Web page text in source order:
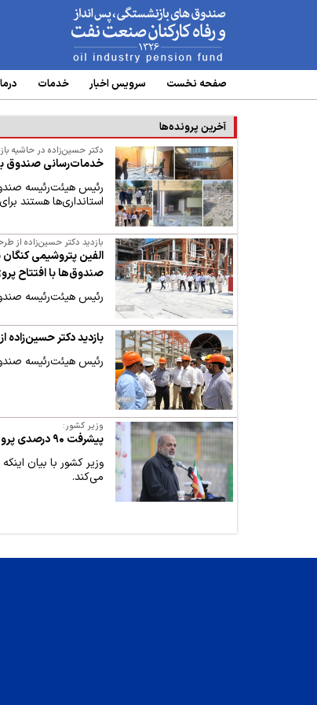
www.oipf.ir
صفحه نخست سرویس‌ اخبار خدمات
آخرین پرونده‌ها
دکتر حسین‌زاده در حاشیه
خدمات‌رسانی صندوق
استانداری‌ها هستند
بازدید دکتر حسین‌زاده از طرحهای ۹ گانه گروه صندوق‌ها
الفین پتروشیمی کنگان
صندوق‌ها با افتتاح
رئیس هیئت‌رئیسه صندوق های بازنشستگی صنعت نفت از
بازدید دکتر
رئیس هیئت‌رئیسه صندوق‌های بازنشستگی صنعت
وزیر کشور:
پیشرفت ۹۰ درصدی پروژه ان.جی.ال ۳۱۰۰ دهلران از مصادیق مدیریت جهادی و انقلابی است
می‌کند.